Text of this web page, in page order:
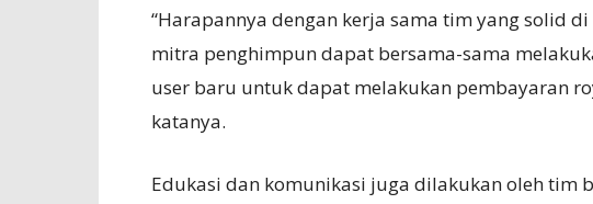
“Harapannya dengan kerja sama tim yang solid
mitra penghimpun dapat bersama-sama
user baru untuk dapat melakukan pembayaran
katanya.
Edukasi dan komunikasi juga dilakukan oleh tim